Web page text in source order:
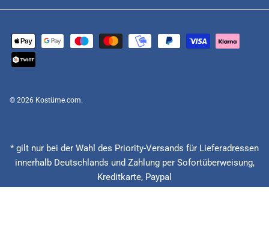
© 2026 Kostüme.com.
* gilt nur bei der Wahl des Priority-Versands für Lieferadressen
innerhalb Deutschlands und Zahlung per Sofortüberweisung,
Kreditkarte, Paypal